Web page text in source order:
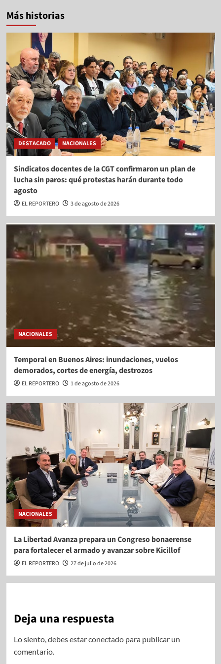
Más historias
DESTACADO NACIONALES
Sindicatos docentes de la CGT confirmaron un plan de
lucha sin paros: qué protestas harán durante todo
agosto
EL REPORTERO 3 de agosto de 2026
NACIONALES
Temporal en Buenos Aires: inundaciones, vuelos
demorados, cortes de energía, destrozos
EL REPORTERO 1 de agosto de 2026
NACIONALES
La Libertad Avanza prepara un Congreso bonaerense
para fortalecer el armado y avanzar sobre Kicillof
EL REPORTERO 27 de julio de 2026
Deja una respuesta
Lo siento, debes estarconectadopara publicar un
comentario.